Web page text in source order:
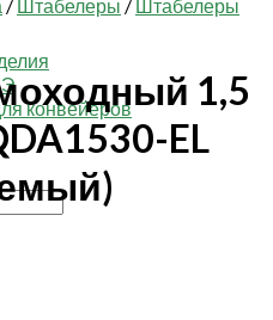
конвейеров
/ Штабелеры / Штабелеры
1,5
EL